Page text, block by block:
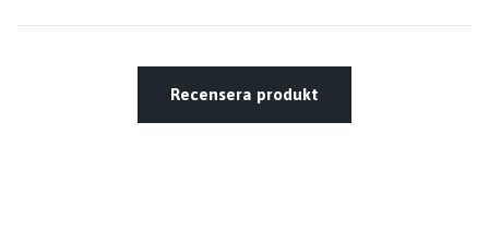
Recensera produkt